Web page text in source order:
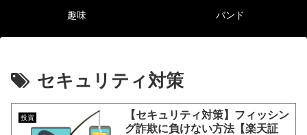
趣味 バンド
セキュリティ対策
投資
【セキュリティ対策】フィッシン
グ詐欺に負けない方法【楽天証